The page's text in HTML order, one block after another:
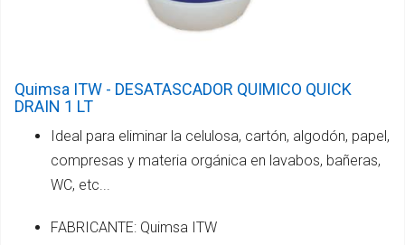
Quimsa ITW - DESATASCADOR QUIMICO QUICK
DRAIN 1 LT
Ideal para eliminar la celulosa, cartón, algodón, papel,
compresas y materia orgánica en lavabos, bañeras,
WC, etc...
FABRICANTE: Quimsa ITW